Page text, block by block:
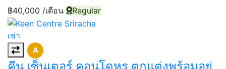
฿40,000 /เดือน Regular
เช่า
A